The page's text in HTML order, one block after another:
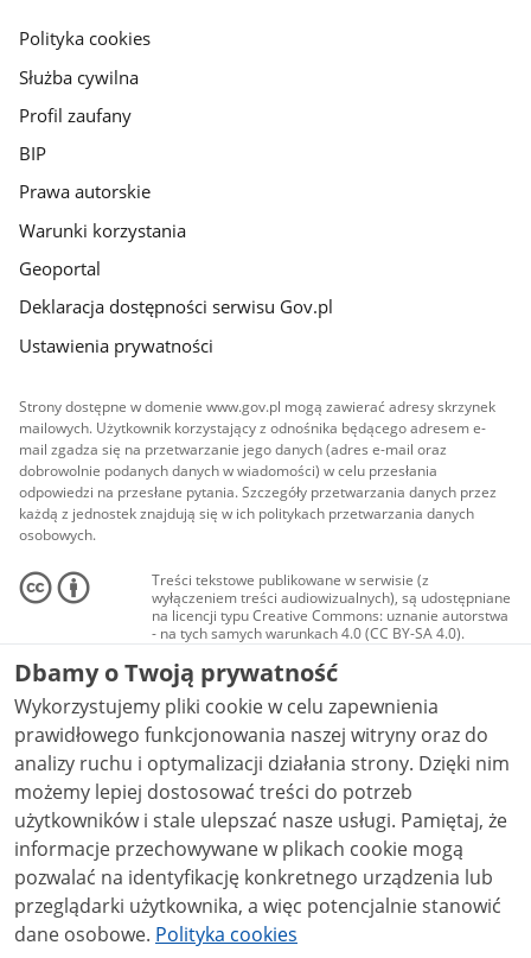
gov.pl
Polityka cookies
Służba cywilna
Profil zaufany
BIP
Prawa autorskie
Warunki korzystania
Geoportal
Deklaracja dostępności serwisu Gov.pl
Ustawienia prywatności
Strony dostępne w domenie www.gov.pl mogą zawierać adresy skrzynek
mailowych. Użytkownik korzystający z odnośnika będącego adresem e-
mail zgadza się na przetwarzanie jego danych (adres e-mail oraz
dobrowolnie podanych danych w wiadomości) w celu przesłania
odpowiedzi na przesłane pytania. Szczegóły przetwarzania danych przez
każdą z jednostek znajdują się w ich politykach przetwarzania danych
osobowych.
Treści tekstowe publikowane w serwisie (z
wyłączeniem treści audiowizualnych), są udostępniane
na licencji typu Creative Commons: uznanie autorstwa
- na tych samych warunkach 4.0 (CC BY-SA 4.0).
Materiały audiowizualne, w tym zdjęcia, materiały
audio i wideo, są udostępniane na licencji typu
Creative Commons: uznanie autorstwa użycie
niekomercyjne - bez utworów zależnych 4.0 (CC BY-
NC-ND 4.0), o ile nie jest to stwierdzone inaczej.
Dbamy o Twoją prywatność
Wykorzystujemy pliki cookie w celu zapewnienia
prawidłowego funkcjonowania naszej witryny oraz do
analizy ruchu i optymalizacji działania strony. Dzięki nim
możemy lepiej dostosować treści do potrzeb
użytkowników i stale ulepszać nasze usługi. Pamiętaj, że
informacje przechowywane w plikach cookie mogą
pozwalać na identyfikację konkretnego urządzenia lub
przeglądarki użytkownika, a więc potencjalnie stanowić
dane osobowe. Polityka cookies